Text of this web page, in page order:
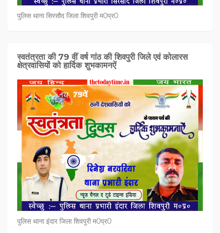
पुलिस थाना सिरसौद जिला शिवपुरी म0प्र0
स्वतंत्रता की 79 वीं वर्ष गांठ की शिवपुरी जिले एवं कोलारस
क्षेत्रवासियों को हार्दिक शुभकामनऐं
पुलिस थाना इंदार जिला शिवपुरी म0प्र0